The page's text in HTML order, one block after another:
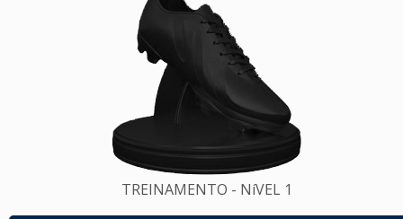
TREINAMENTO - NíVEL 1